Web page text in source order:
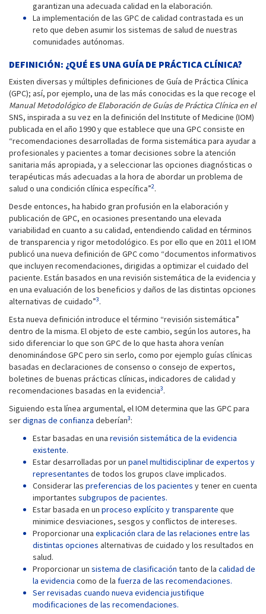
garantizan una adecuada calidad en la elaboración.
La implementación de las GPC de calidad contrastada es un
reto que deben asumir los sistemas de salud de nuestras
comunidades autónomas.
DEFINICIÓN: ¿QUÉ ES UNA GUÍA DE PRÁCTICA CLÍNICA?
Existen diversas y múltiples definiciones de Guía de Práctica Clínica
(GPC); así, por ejemplo, una de las más conocidas es la que recoge el
Manual Metodológico de Elaboración de Guías de Práctica Clínica en el
SNS, inspirada a su vez en la definición del Institute of Medicine (IOM)
publicada en el año 1990 y que establece que una GPC consiste en
“recomendaciones desarrolladas de forma sistemática para ayudar a
profesionales y pacientes a tomar decisiones sobre la atención
sanitaria más apropiada, y a seleccionar las opciones diagnósticas o
terapéuticas más adecuadas a la hora de abordar un problema de
salud o una condición clínica específica”2.
Desde entonces, ha habido gran profusión en la elaboración y
publicación de GPC, en ocasiones presentando una elevada
variabilidad en cuanto a su calidad, entendiendo calidad en términos
de transparencia y rigor metodológico. Es por ello que en 2011 el IOM
publicó una nueva definición de GPC como “documentos informativos
que incluyen recomendaciones, dirigidas a optimizar el cuidado del
paciente. Están basados en una revisión sistemática de la evidencia y
en una evaluación de los beneficios y daños de las distintas opciones
alternativas de cuidado”3.
Esta nueva definición introduce el término “revisión sistemática”
dentro de la misma. El objeto de este cambio, según los autores, ha
sido diferenciar lo que son GPC de lo que hasta ahora venían
denominándose GPC pero sin serlo, como por ejemplo guías clínicas
basadas en declaraciones de consenso o consejo de expertos,
boletines de buenas prácticas clínicas, indicadores de calidad y
recomendaciones basadas en la evidencia3.
Siguiendo esta línea argumental, el IOM determina que las GPC para
serdignas de confianza deberían3:
Estar basadas en una revisión sistemática de la evidencia
existente.
Estar desarrolladas por un panel multidisciplinar de expertos y
representantes de todos los grupos clave implicados.
Considerar las preferencias de los pacientes y tener en cuenta
importantes subgrupos de pacientes.
Estar basada en un proceso explícito y transparente que
minimice desviaciones, sesgos y conflictos de intereses.
Proporcionar una explicación clara de las relaciones entre las
distintas opciones alternativas de cuidado y los resultados en
salud.
Proporcionar un sistema de clasificación tanto de la calidad de
la evidencia como de la fuerza de las recomendaciones.
Ser revisadas cuando nueva evidencia justifique
modificaciones de las recomendaciones.